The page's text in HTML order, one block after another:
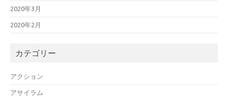
2020年3月
2020年2月
カテゴリー
アクション
アサイラム